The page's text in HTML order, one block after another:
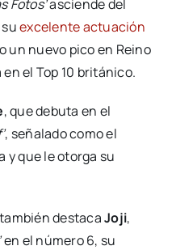
Fotos’asciende del
suexcelente actuación
un nuevo pico en Reino
el Top 10 británico.
, que debuta en el
, señalado como el
y que le otorga su
destacaJoji,
en el número 6, su